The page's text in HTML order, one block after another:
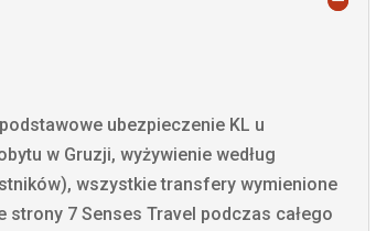
ubezpieczenie KL u
w Gruzji, wyżywienie według
wszystkie transfery wymienione
7 Senses Travel podczas całego